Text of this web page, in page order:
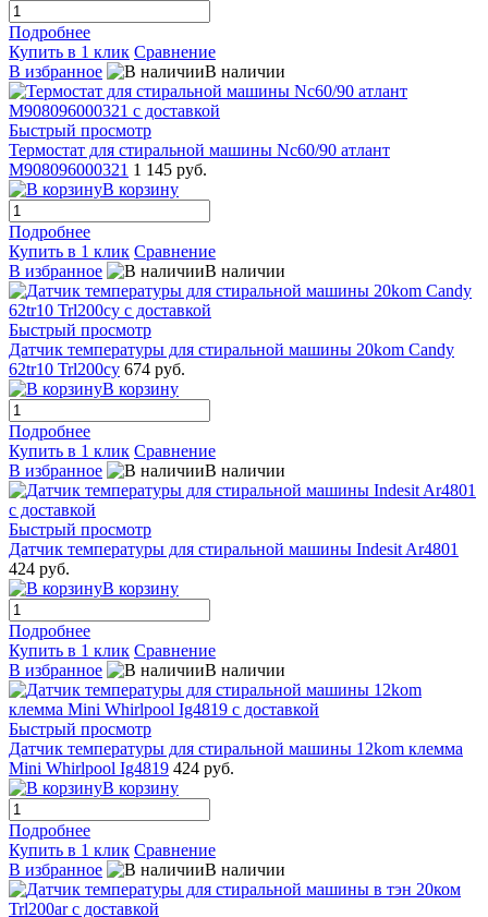
Подробнее
Купить в 1 клик Сравнение
В избранное
В наличии
Быстрый просмотр
Термостат для стиральной машины Nc60/90 атлант
M908096000321 1 145 руб.
В корзину
Подробнее
Купить в 1 клик Сравнение
В избранное
В наличии
Быстрый просмотр
Датчик температуры для стиральной машины 20kom Candy
62tr10 Trl200cy 674 руб.
В корзину
Подробнее
Купить в 1 клик Сравнение
В избранное
В наличии
Быстрый просмотр
Датчик температуры для стиральной машины Indesit Ar4801
424 руб.
В корзину
Подробнее
Купить в 1 клик Сравнение
В избранное
В наличии
Быстрый просмотр
Датчик температуры для стиральной машины 12kom клемма
Mini Whirlpool Ig4819 424 руб.
В корзину
Подробнее
Купить в 1 клик Сравнение
В избранное
В наличии